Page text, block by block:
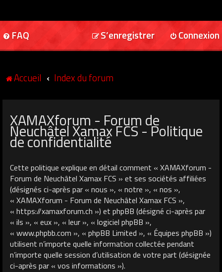
FAQ Connexion
S’enregistrer
Accueil Index du forum
XAMAXforum - Forum de
Neuchâtel Xamax FCS - Politique
de confidentialité
Cette politique explique en détail comment « XAMAXforum -
Forum de Neuchâtel Xamax FCS » et ses sociétés affiliées
(désignés ci-après par « nous », « notre », « nos »,
« XAMAXforum - Forum de Neuchâtel Xamax FCS »,
« https://xamaxforum.ch ») et phpBB (désigné ci-après par
« ils », « eux », « leur », « logiciel phpBB »,
« www.phpbb.com », « phpBB Limited », « Équipes phpBB »)
utilisent n’importe quelle information collectée pendant
n’importe quelle session d’utilisation de votre part (désignée
ci-après par « vos informations »).